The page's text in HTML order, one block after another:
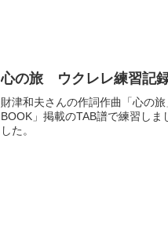
心の旅 ウクレレ練習記
財津和夫さんの作詞作曲「心の
BOOK」掲載のTAB譜で練習し
した。